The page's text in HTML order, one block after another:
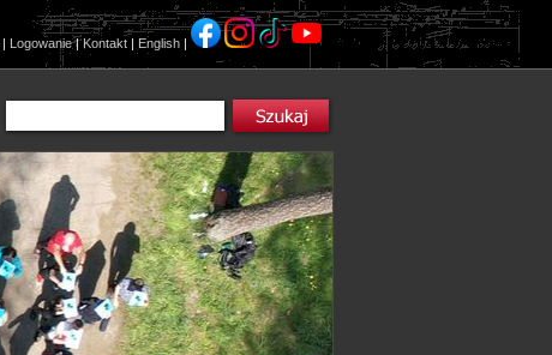
| Logowanie|Kontakt | English |